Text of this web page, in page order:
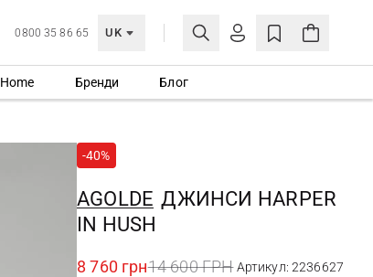
0800 35 86 65 UK
МОЯ ОБЛІКІВКА
СТВОРИТИ ОБЛІКІВКУ
Home Бренди Блог
-40%
AGOLDE ДЖИНСИ HARPER
IN HUSH
8 760 грн14 600 ГРН Артикул: 2236627